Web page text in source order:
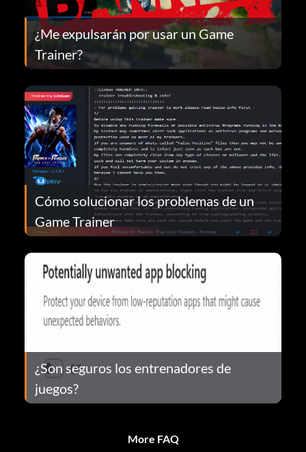
¿Me expulsarán por usar un Game
Trainer?
Cómo solucionar los problemas de un
Game Trainer
¿Son seguros los entrenadores de
juegos?
More FAQ